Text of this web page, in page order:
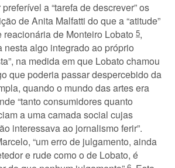
a “tarefa de descrever” os
de Anita Malfatti do que a “atitude”
reacionária de Monteiro Lobato 5,
nesta algo integrado ao próprio
na medida em que Lobato chamou
que poderia passar despercebido da
quando o mundo das artes era
“tanto consumidores quanto
a uma camada social cujas
interessava ao jornalismo ferir”.
“um erro de julgamento, ainda
e rude como o de Lobato, é